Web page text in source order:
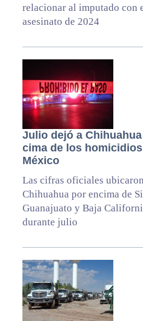
relacionar al imputado con
asesinato de 2024
Julio dejó a
cima de los
México
Las cifras oficiales
Chihuahua por encima de
Guanajuato y Baja
durante julio